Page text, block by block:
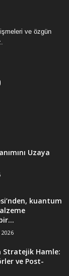
ve özgün
Uzaya
kuantum
Stratejik Hamle:
ve Post-